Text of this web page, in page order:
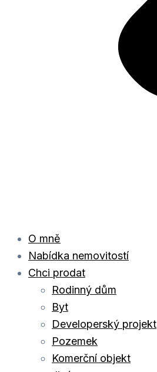
O mně
Nabídka nemovitostí
Chci prodat
Rodinný dům
Byt
Developerský projekt
Pozemek
Komerční objekt